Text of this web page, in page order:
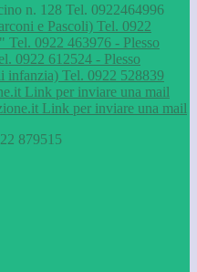
n. 128 Tel. 0922464996
e Pascoli) Tel. 0922
0922 463976 - Plesso
0922 612524 - Plesso
infanzia) Tel. 0922 528839
Link per inviare una mail
Link per inviare una mail
879515